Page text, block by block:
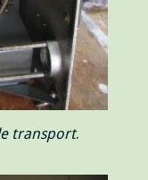
transport.